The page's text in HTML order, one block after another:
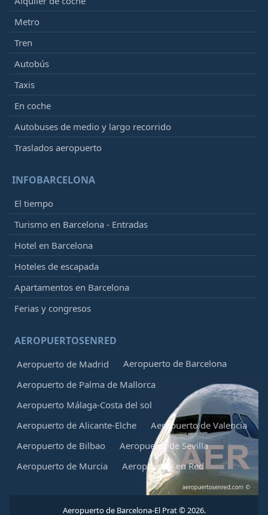
Metro
Tren
Autobús
Taxis
En coche
Autobuses de medio y largo recorrido
Traslados aeropuerto
INFOBARCELONA
El tiempo
Turismo en Barcelona - Entradas
Hotel en Barcelona
Hoteles de escapada
Apartamentos en Barcelona
Ferias y congresos
AEROPUERTOSENRED
Aeropuerto de Madrid
Aeropuerto de Barcelona
Aeropuerto de Palma de Mallorca
Aeropuerto Málaga-Costa del sol
Aeropuerto de Alicante-Elche
Aeropuerto de Valencia
Aeropuerto de Bilbao
Aeropuerto de Sevilla
Aeropuerto de Murcia
Aeropuertos en Red
Aeropuerto de Barcelona-El Prat © 2026.